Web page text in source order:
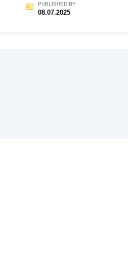
PUBLISHED BY
08.07.2025